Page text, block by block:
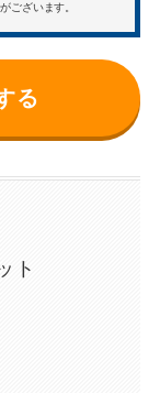
ございます。
る
ト